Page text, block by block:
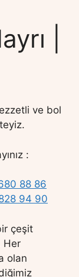
|
ve bol
:
88 86
94 90
çeşit
Her
olan